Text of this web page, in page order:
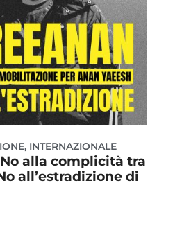
, INTERNAZIONALE
No alla complicità tra
all’estradizione di